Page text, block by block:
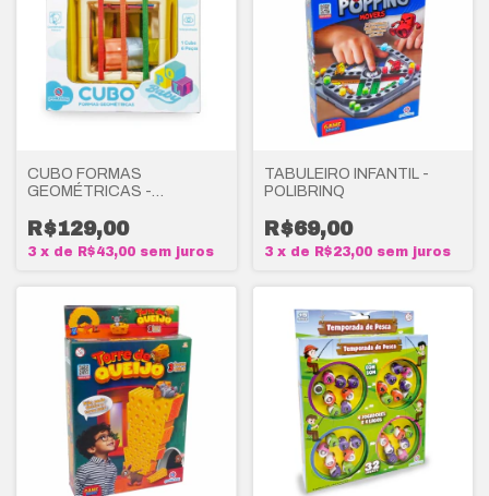
CUBO FORMAS
GEOMÉTRICAS -
R$129,00
3 x de R$43,00 sem juros
TABULEIRO INFANTIL -
POLIBRINQ
R$69,00
3 x de R$23,00 sem juros